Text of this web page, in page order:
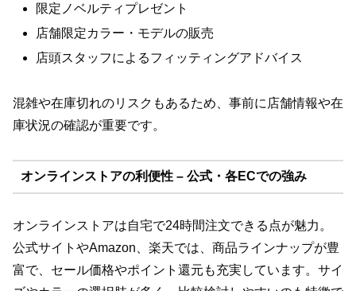
限定ノベルティプレゼント
店舗限定カラー・モデルの販売
店頭スタッフによるフィッティングアドバイス
混雑や在庫切れのリスクもあるため、事前に店舗情報や在
庫状況の確認が重要です。
オンラインストアの利便性 – 公式・各ECでの強み
オンラインストアは自宅で24時間注文できる点が魅力。
公式サイトやAmazon、楽天では、商品ラインナップが豊
富で、セール価格やポイント還元も充実しています。サイ